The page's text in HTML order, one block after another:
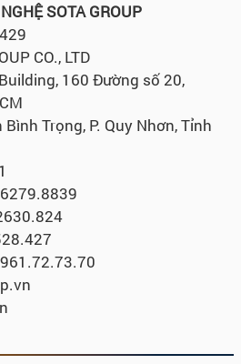
SOTA GROUP
CO., LTD
160 Đường số 20,
Trọng, P. Quy Nhơn, Tỉnh